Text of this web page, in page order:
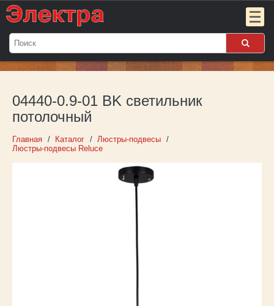
Мой
Пока
пуст
Войти
О компании
04440-0.9-01 BK светильник
потолочный
Главная Каталог
Люстры-подвесы
Люстры-подвесы Reluce